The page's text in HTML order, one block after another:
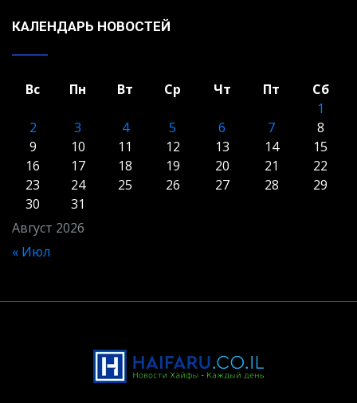
КАЛЕНДАРЬ НОВОСТЕЙ
Август 2026
Вс Пн Вт Ср Чт Пт
Сб
1
2
3 4 5 6 7
8
9
10 11 12 13 14
15
16
17 18 19 20 21
22
23
24 25 26 27 28
29
30
31
« Июл